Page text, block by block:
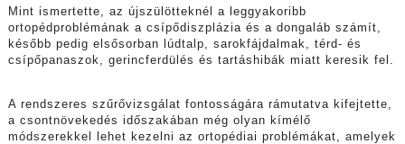
Mint ismertette, az újszülötteknél a leggyakoribb
ortopédproblémának a csípődiszplázia és a dongaláb számít,
később pedig elsősorban lúdtalp, sarokfájdalmak, térd- és
csípőpanaszok, gerincferdülés és tartáshibák miatt keresik fel.
A rendszeres szűrővizsgálat fontosságára rámutatva kifejtette,
a csontnövekedés időszakában még olyan kímélő
módszerekkel lehet kezelni az ortopédiai problémákat, amelyek